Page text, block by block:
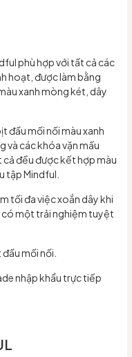
phù hợp với tất cả các
hoạt, được làm bằng
xanh mòng két, dây
đầu mối nối màu xanh
và các khóa vặn mấu
cả đều được kết hợp màu
tập Mindful.
tối đa việc xoắn dây khi
có một trải nghiệm tuyệt
mối nối.
nhập khẩu trực tiếp